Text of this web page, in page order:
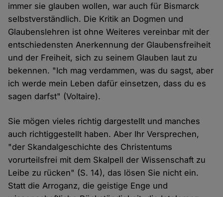
immer sie glauben wollen, war auch für Bismarck
selbstverständlich. Die Kritik an Dogmen und
Glaubenslehren ist ohne Weiteres vereinbar mit der
entschiedensten Anerkennung der Glaubensfreiheit
und der Freiheit, sich zu seinem Glauben laut zu
bekennen. "Ich mag verdammen, was du sagst, aber
ich werde mein Leben dafür einsetzen, dass du es
sagen darfst" (Voltaire).
Sie mögen vieles richtig dargestellt und manches
auch richtiggestellt haben. Aber Ihr Versprechen,
"der Skandalgeschichte des Christentums
vorurteilsfrei mit dem Skalpell der Wissenschaft zu
Leibe zu rücken" (S. 14), das lösen Sie nicht ein.
Statt die Arroganz, die geistige Enge und